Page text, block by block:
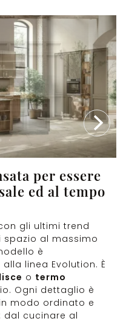
per essere
ed al tempo
gli ultimi trend
al massimo
è
linea Evolution. È
o termo
Ogni dettaglio è
modo ordinato e
dal cucinare al